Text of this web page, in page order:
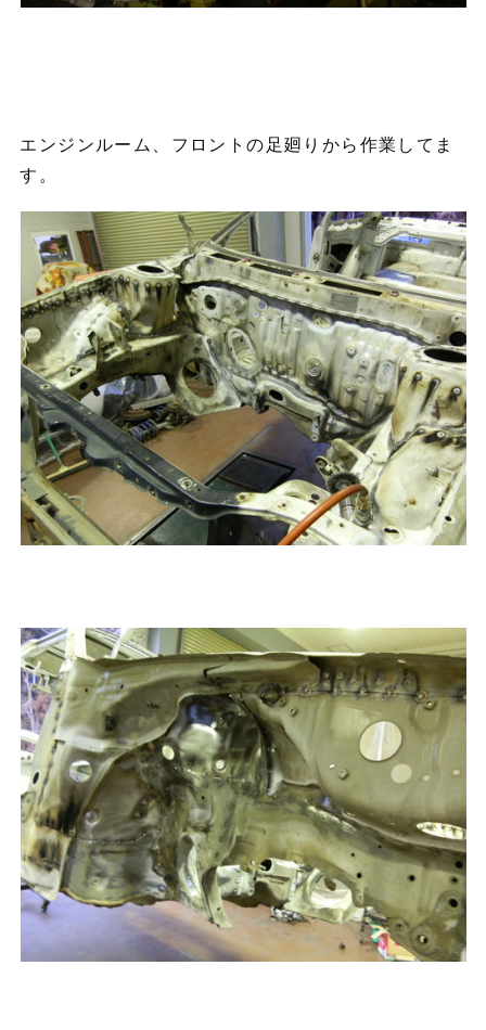
エンジンルーム、フロントの足廻りから作業してま
す。